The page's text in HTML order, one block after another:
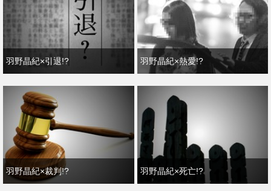
羽野晶紀×引退!? 羽野晶紀×熱愛!?
羽野晶紀×裁判!? 羽野晶紀×死亡!?